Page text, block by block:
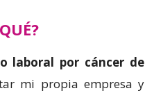
laboral por cáncer de
mi propia empresa y